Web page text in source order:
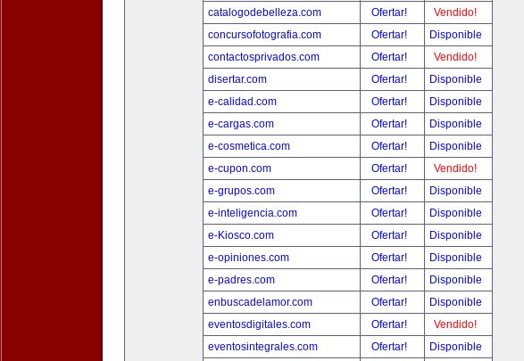
catalogodebelleza.com
Ofertar!
Vendido!
concursofotografia.com
Ofertar!
Disponible
contactosprivados.com
Ofertar!
Vendido!
disertar.com
Ofertar!
Disponible
e-calidad.com
Ofertar!
Disponible
e-cargas.com
Ofertar!
Disponible
e-cosmetica.com
Ofertar!
Disponible
e-cupon.com
Ofertar!
Vendido!
e-grupos.com
Ofertar!
Disponible
e-inteligencia.com
Ofertar!
Disponible
e-Kiosco.com
Ofertar!
Disponible
e-opiniones.com
Ofertar!
Disponible
e-padres.com
Ofertar!
Disponible
enbuscadelamor.com
Ofertar!
Disponible
eventosdigitales.com
Ofertar!
Vendido!
eventosintegrales.com
Ofertar!
Disponible